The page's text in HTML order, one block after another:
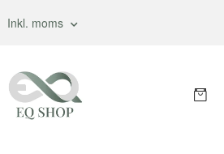
Inkl. moms